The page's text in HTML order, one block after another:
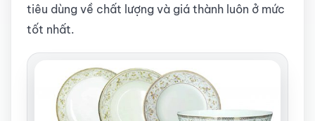
tiêu dùng về chất lượng và giá thành luôn ở mức
tốt nhất.